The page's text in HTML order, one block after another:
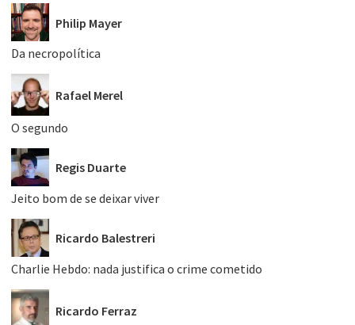
Philip Mayer
Da necropolítica
Rafael Merel
O segundo
Regis Duarte
Jeito bom de se deixar viver
Ricardo Balestreri
Charlie Hebdo: nada justifica o crime cometido
Ricardo Ferraz